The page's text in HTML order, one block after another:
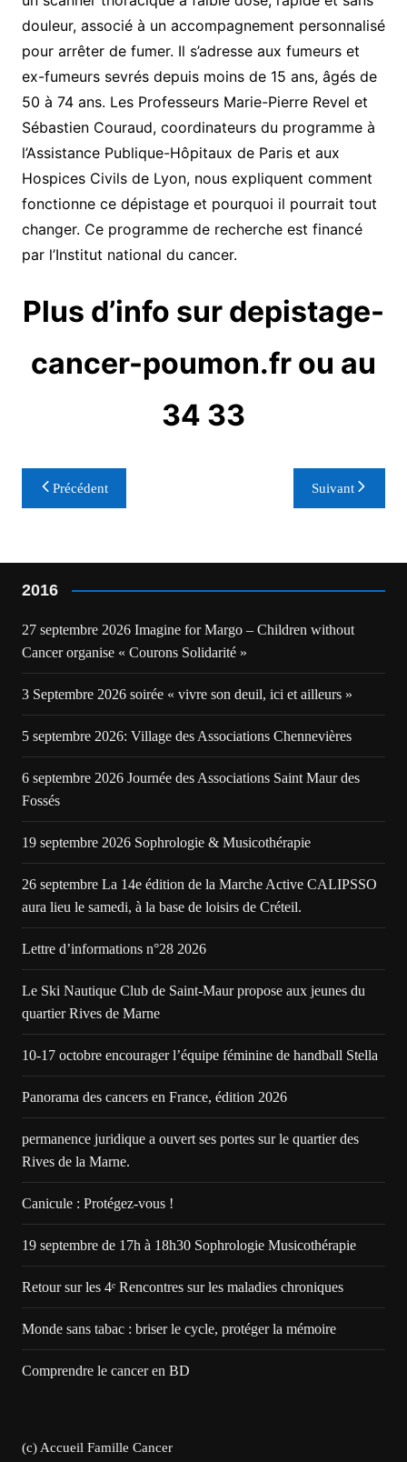
douleur, associé à un accompagnement personnalisé
pour arrêter de fumer. Il s’adresse aux fumeurs et
ex-fumeurs sevrés depuis moins de 15 ans, âgés de
50 à 74 ans. Les Professeurs Marie-Pierre Revel et
Sébastien Couraud, coordinateurs du programme à
l’Assistance Publique-Hôpitaux de Paris et aux
Hospices Civils de Lyon, nous expliquent comment
fonctionne ce dépistage et pourquoi il pourrait tout
changer. Ce programme de recherche est financé
par l’Institut national du cancer.
Plus d’info sur depistage-
cancer-poumon.fr ou au
34 33
Navigation
de
Précédent Suivant
2016
27 septembre 2026 Imagine for Margo – Children without
Cancer organise « Courons Solidarité »
3 Septembre 2026 soirée « vivre son deuil, ici et ailleurs »
5 septembre 2026: Village des Associations Chennevières
6 septembre 2026 Journée des Associations Saint Maur des
Fossés
19 septembre 2026 Sophrologie & Musicothérapie
26 septembre La 14e édition de la Marche Active CALIPSSO
aura lieu le samedi, à la base de loisirs de Créteil.
Lettre d’informations n°28 2026
Le Ski Nautique Club de Saint-Maur propose aux jeunes du
quartier Rives de Marne
10-17 octobre encourager l’équipe féminine de handball Stella
Panorama des cancers en France, édition 2026
permanence juridique a ouvert ses portes sur le quartier des
Rives de la Marne.
Canicule : Protégez-vous !
19 septembre de 17h à 18h30 Sophrologie Musicothérapie
Retour sur les 4ᵉ Rencontres sur les maladies chroniques
Monde sans tabac : briser le cycle, protéger la mémoire
Comprendre le cancer en BD
(c) Accueil Famille Cancer